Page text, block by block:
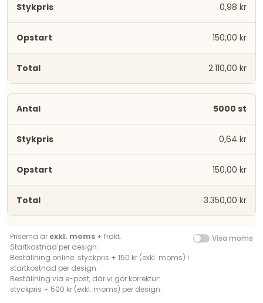
0,98 kr
150,00 kr
2.110,00 kr
5000 st
0,64 kr
150,00 kr
3.350,00 kr
Priserna är exkl. moms + frakt.
Startkostnad per design:
Beställning online: styckpris + 150 kr (exkl. moms) i
startkostnad per design.
Beställning via e-post, där vi gör korrektur:
styckpris + 500 kr (exkl. moms) per design.
Visa moms